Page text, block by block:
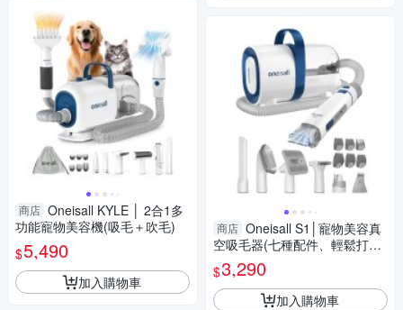
商店 Oneisall KYLE │ 2合1多
功能寵物美容機(吸毛＋吹毛)
$5,490
加入購物車
商店 Oneisall S1│寵物美容真
空吸毛器(七種配件、輕鬆打理
貓狗毛髮)
$3,290
加入購物車